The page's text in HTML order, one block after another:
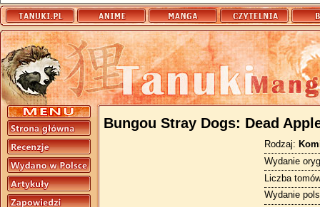
Bungou Stray Dogs: Dead
Rodzaj:
Wydanie
Liczba
Wydanie